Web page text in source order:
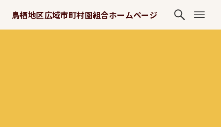
鳥栖地区広域市町村圏組合ホームページ